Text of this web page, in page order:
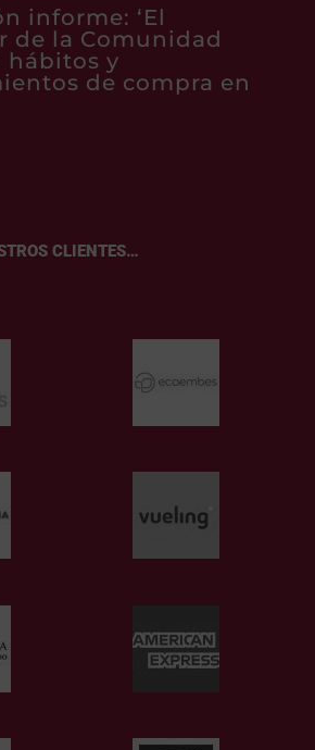
informe: ‘El
de la Comunidad
hábitos y
de compra en
CLIENTES…